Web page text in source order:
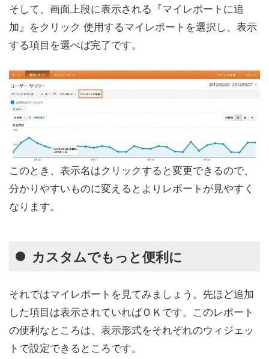
そして、画面上段に表示される『マイレポートに追
加』をクリック 使用するマイレポートを選択し、表示
する項目を選べば完了です。
このとき、表示名はクリックすると変更できるので、
分かりやすいものに変えるとよりレポートが見やすく
なります。
カスタムでもっと便利に
それではマイレポートを見てみましょう。先ほど追加
した項目は表示されていればＯＫです。このレポート
の便利なところは、表示形式をそれぞれのウィジェッ
トで設定できるところです。